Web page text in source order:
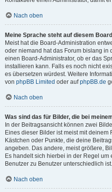
Nach oben
Meine Sprache steht auf diesem
Meist hat die Board-Administration
oder niemand hat das Forum bislang in
einen Board-Administrator, ob er das
installieren kann. Falls es noch nicht
es übersetzen würdest. Weitere
von phpBB Limited oder aufphpBB.de
Nach oben
Was sind das für Bilder, die bei
In der Beitragsansicht können zwei
Eines dieser Bilder ist meist mit deinem
Kästchen oder Punkte, die deine
angeben. Das andere, meist größere,
Es handelt sich hierbei in der Regel
Benutzer zu Benutzer unterschiedlich ist.
Nach oben